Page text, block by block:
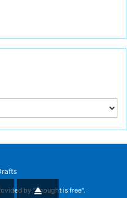
by "Thought is free".
